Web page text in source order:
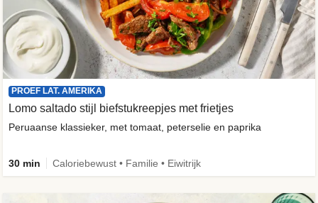
PROEF LAT. AMERIKA
Lomo saltado stijl biefstukreepjes met frietjes
Peruaanse klassieker, met tomaat, peterselie en paprika
30 min Caloriebewust • Familie • Eiwitrijk